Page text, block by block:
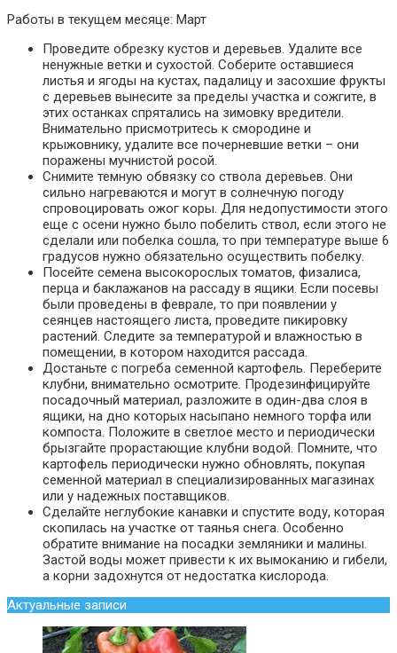
Работы в текущем месяце: Март
Проведите обрезку кустов и деревьев. Удалите все
ненужные ветки и сухостой. Соберите оставшиеся
листья и ягоды на кустах, падалицу и засохшие фрукты
с деревьев вынесите за пределы участка и сожгите, в
этих останках спрятались на зимовку вредители.
Внимательно присмотритесь к смородине и
крыжовнику, удалите все почерневшие ветки – они
поражены мучнистой росой.
Снимите темную обвязку со ствола деревьев. Они
сильно нагреваются и могут в солнечную погоду
спровоцировать ожог коры. Для недопустимости этого
еще с осени нужно было побелить ствол, если этого не
сделали или побелка сошла, то при температуре выше 6
градусов нужно обязательно осуществить побелку.
Посейте семена высокорослых томатов, физалиса,
перца и баклажанов на рассаду в ящики. Если посевы
были проведены в феврале, то при появлении у
сеянцев настоящего листа, проведите пикировку
растений. Следите за температурой и влажностью в
помещении, в котором находится рассада.
Достаньте с погреба семенной картофель. Переберите
клубни, внимательно осмотрите. Продезинфицируйте
посадочный материал, разложите в один-два слоя в
ящики, на дно которых насыпано немного торфа или
компоста. Положите в светлое место и периодически
брызгайте прорастающие клубни водой. Помните, что
картофель периодически нужно обновлять, покупая
семенной материал в специализированных магазинах
или у надежных поставщиков.
Сделайте неглубокие канавки и спустите воду, которая
скопилась на участке от таянья снега. Особенно
обратите внимание на посадки земляники и малины.
Застой воды может привести к их вымоканию и гибели,
а корни задохнутся от недостатка кислорода.
Актуальные записи